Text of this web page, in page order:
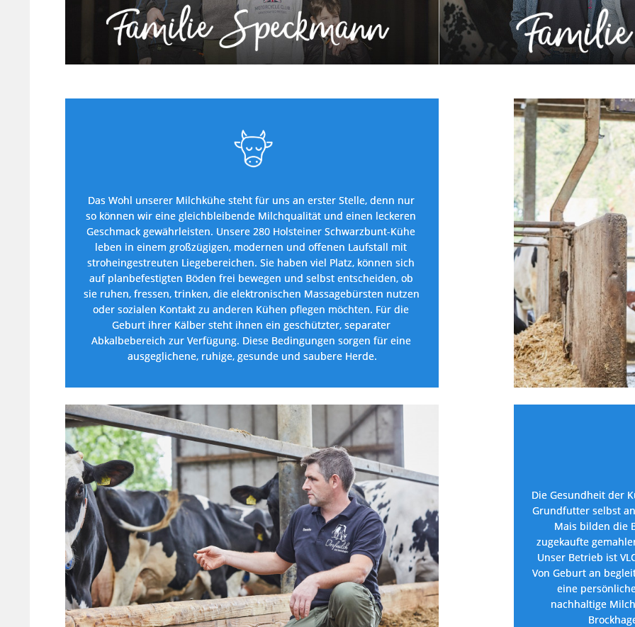
Die Gesundheit der
Grundfutter selbst
Mais bilden die
zugekaufte
Unser Betrieb ist
Von Geburt an
eine
nachhaltige
Das Wohl unserer Milchkühe steht für uns an erster Stelle, denn nur
so können wir eine gleichbleibende Milchqualität und einen leckeren
Geschmack gewährleisten. Unsere 280 Holsteiner Schwarzbunt-Kühe
leben in einem großzügigen, modernen und offenen Laufstall mit
stroheingestreuten Liegebereichen. Sie haben viel Platz, können sich
auf planbefestigten Böden frei bewegen und selbst entscheiden, ob
sie ruhen, fressen, trinken, die elektronischen Massagebürsten nutzen
oder sozialen Kontakt zu anderen Kühen pflegen möchten. Für die
Geburt ihrer Kälber steht ihnen ein geschützter, separater
Abkalbebereich zur Verfügung. Diese Bedingungen sorgen für eine
ausgeglichene, ruhige, gesunde und saubere Herde.